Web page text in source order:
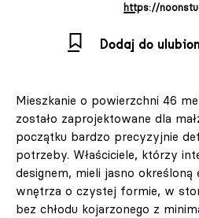
https://
Dodaj do
Mieszkanie o powierzchni 46
zostało zaprojektowane dla
początku bardzo precyzyjnie
potrzeby. Właściciele, którzy
designem, mieli jasno określoną
wnętrza o czystej formie, w
bez chłodu kojarzonego z